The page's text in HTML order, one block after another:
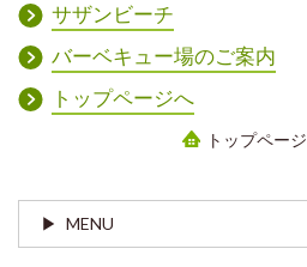
サザンビーチ
バーベキュー場のご案内
トップページへ
トップページ
MENU